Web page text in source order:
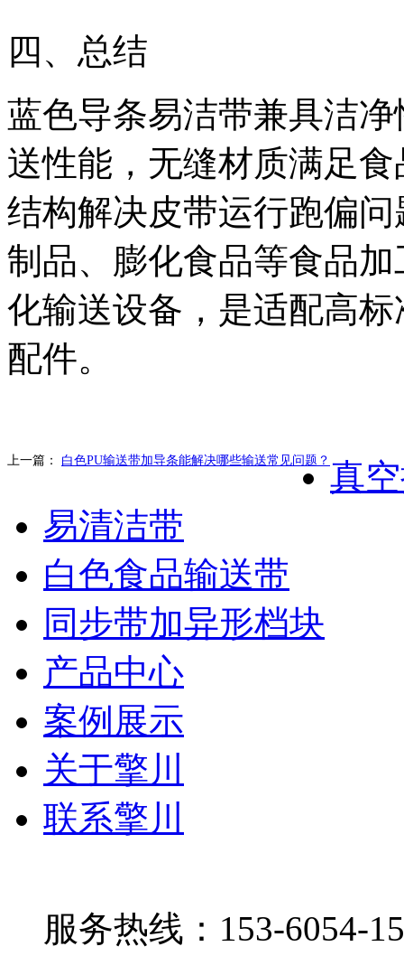
四、总结
蓝色导条易洁带兼具洁
送性能，无缝材质满足
结构解决皮带运行跑偏
制品、膨化食品等食品
化输送设备，是适配高
配件。
上一篇： 白色PU输送带加导条能解决哪些输送常见问题？ 真
易清洁带
白色食品输送带
同步带加异形档块
产品中心
案例展示
关于擎川
联系擎川
服务热线：153-6054-